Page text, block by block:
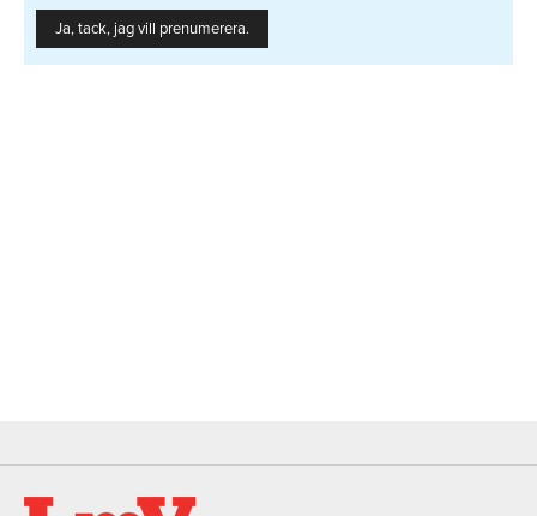
Ja, tack, jag vill prenumerera.